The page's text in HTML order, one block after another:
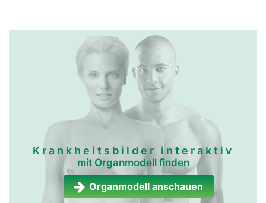
Krankheitsbilder interaktiv
mit Organmodell finden
Organmodell anschauen